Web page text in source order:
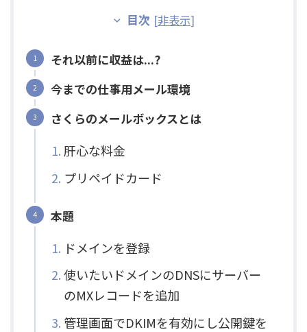
目次 [非表示]
それ以前に収益は...?
今までの仕事用メール環境
さくらのメールボックスとは
肝心な料金
プリペイドカード
本題
ドメインを登録
使いたいドメインのDNSにサーバー
のMXレコードを追加
管理画面でDKIMを有効にし公開鍵を